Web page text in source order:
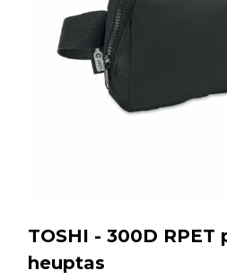
TOSHI - 300D RPET
heuptas